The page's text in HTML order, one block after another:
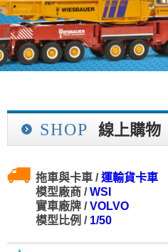
SHOP 線上購物
拖車與卡車 /運輸貨卡車
模型廠商 /WSI
實車廠牌 /VOLVO
模型比例 / 1/50